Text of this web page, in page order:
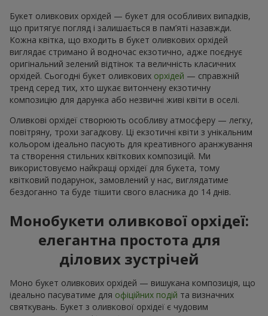
Букет оливкових орхідей — букет для особливих випадків,
що притягує погляд і залишається в пам’яті назавжди.
Кожна квітка, що входить в букет оливкових орхідей
виглядає стримано й водночас екзотично, адже поєднує
оригінальний зелений відтінок та величність класичних
орхідей. Сьогодні букет оливкових орхідей — справжній
тренд серед тих, хто шукає витончену екзотичну
композицію для дарунка або незвичні живі квіти в оселі.
Оливкові орхідеї створюють особливу атмосферу — легку,
повітряну, трохи загадкову. Ці екзотичні квіти з унікальним
кольором ідеально пасують для креативного аранжування
та створення стильних квіткових композицій. Ми
використовуємо найкращі орхідеї для букета, тому
квітковий подарунок, замовлений у нас, виглядатиме
бездоганно та буде тішити свого власника до 14 днів.
Монобукети оливкової орхідеї:
елегантна простота для
ділових зустрічей
Моно букет оливкових орхідей — вишукана композиція, що
ідеально пасуватиме для офіційних подій та визначних
святкувань. Букет з оливкової орхідеї є чудовим